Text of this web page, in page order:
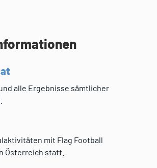
alle Ergebnisse sämtlicher
mit Flag Football
Österreich statt.